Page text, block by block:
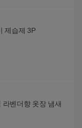
제습제 3P
라벤더향 옷장 냄새